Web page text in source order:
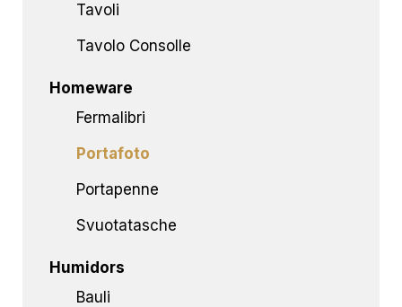
Tavoli
Tavolo Consolle
Homeware
Fermalibri
Portafoto
Portapenne
Svuotatasche
Humidors
Bauli